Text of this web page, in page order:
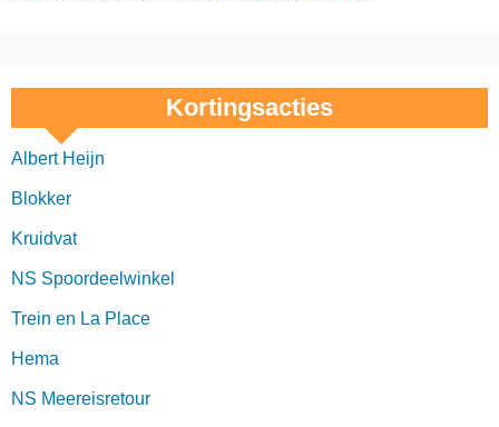
Kortingsacties
Albert Heijn
Blokker
Kruidvat
NS Spoordeelwinkel
Trein en La Place
Hema
NS Meereisretour